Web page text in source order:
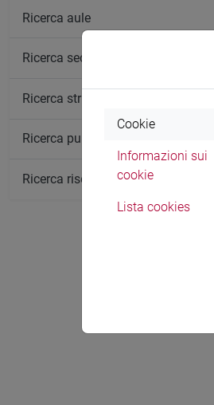
Ricerca aule
Ricerca sedi
Ricerca strutture
Ricerca pubblicazioni
Ricerca risorse bibliografiche
Cookie
Informazioni sui
cookie
Lista cookies